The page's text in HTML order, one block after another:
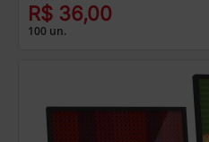
R$ 36,00
100 un.